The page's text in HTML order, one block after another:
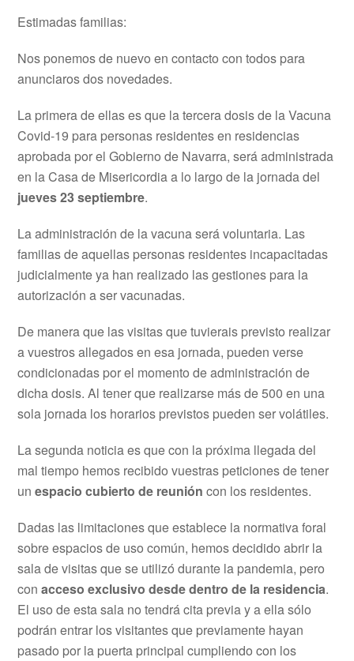
Estimadas familias:
Nos ponemos de nuevo en contacto con todos para
anunciaros dos novedades.
La primera de ellas es que la tercera dosis de la Vacuna
Covid-19 para personas residentes en residencias
aprobada por el Gobierno de Navarra, será administrada
en la Casa de Misericordia a lo largo de la jornada del
jueves 23 septiembre.
La administración de la vacuna será voluntaria. Las
familias de aquellas personas residentes incapacitadas
judicialmente ya han realizado las gestiones para la
autorización a ser vacunadas.
De manera que las visitas que tuvierais previsto realizar
a vuestros allegados en esa jornada, pueden verse
condicionadas por el momento de administración de
dicha dosis. Al tener que realizarse más de 500 en una
sola jornada los horarios previstos pueden ser volátiles.
La segunda noticia es que con la próxima llegada del
mal tiempo hemos recibido vuestras peticiones de tener
unespacio cubierto de reunión con los residentes.
Dadas las limitaciones que establece la normativa foral
sobre espacios de uso común, hemos decidido abrir la
sala de visitas que se utilizó durante la pandemia, pero
conacceso exclusivo desde dentro de la residencia.
El uso de esta sala no tendrá cita previa y a ella sólo
podrán entrar los visitantes que previamente hayan
pasado por la puerta principal cumpliendo con los